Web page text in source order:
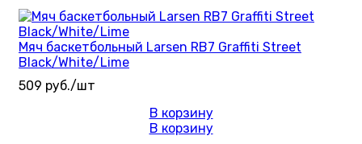
Мяч баскетбольный Larsen RB7 Graffiti Street
Black/White/Lime
509 руб./шт
В корзину
В корзину